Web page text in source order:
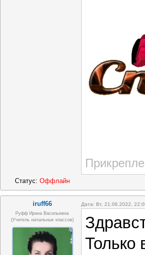
Статус: Оффлайн
iruff66 Дата: Вт, 21.06.2022,
Руфф Ирина Васильевна
(учитель начальных классов)
Только